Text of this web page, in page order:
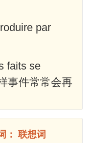
par
faits se
事件常常会再
： 联想词